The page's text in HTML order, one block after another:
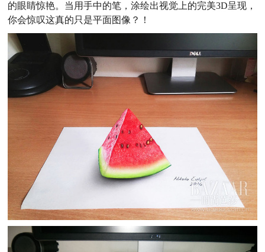
的眼睛惊艳。当用手中的笔，涂绘出视觉上的完美3D呈现，
你会惊叹这真的只是平面图像？！